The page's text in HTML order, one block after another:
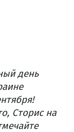
день
Сторис на